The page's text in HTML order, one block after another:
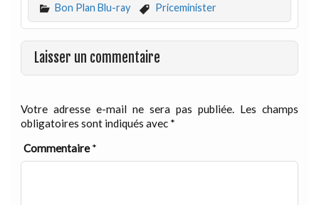
Bon Plan Blu-ray Priceminister
Laisser un commentaire
Votre adresse e-mail ne sera pas publiée. Les champs
obligatoires sont indiqués avec *
Commentaire*